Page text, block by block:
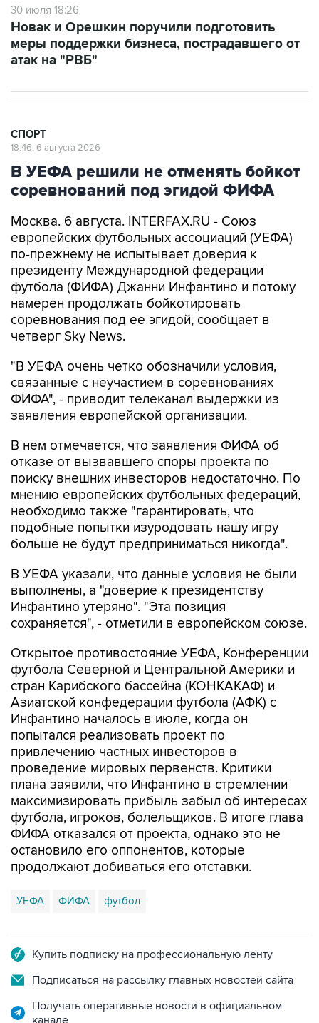
30 июля 18:26
Новак и Орешкин поручили подготовить
меры поддержки бизнеса, пострадавшего от
атак на "РВБ"
СПОРТ
18:46, 6 августа 2026
В УЕФА решили не отменять бойкот
соревнований под эгидой ФИФА
Москва. 6 августа. INTERFAX.RU - Союз
европейских футбольных ассоциаций (УЕФА)
по-прежнему не испытывает доверия к
президенту Международной федерации
футбола (ФИФА) Джанни Инфантино и потому
намерен продолжать бойкотировать
соревнования под ее эгидой, сообщает в
четверг Sky News.
"В УЕФА очень четко обозначили условия,
связанные с неучастием в соревнованиях
ФИФА", - приводит телеканал выдержки из
заявления европейской организации.
В нем отмечается, что заявления ФИФА об
отказе от вызвавшего споры проекта по
поиску внешних инвесторов недостаточно. По
мнению европейских футбольных федераций,
необходимо также "гарантировать, что
подобные попытки изуродовать нашу игру
больше не будут предприниматься никогда".
В УЕФА указали, что данные условия не были
выполнены, а "доверие к президентству
Инфантино утеряно". "Эта позиция
сохраняется", - отметили в европейском союзе.
Открытое противостояние УЕФА, Конференции
футбола Северной и Центральной Америки и
стран Карибского бассейна (КОНКАКАФ) и
Азиатской конфедерации футбола (АФК) с
Инфантино началось в июле, когда он
попытался реализовать проект по
привлечению частных инвесторов в
проведение мировых первенств. Критики
плана заявили, что Инфантино в стремлении
максимизировать прибыль забыл об интересах
футбола, игроков, болельщиков. В итоге глава
ФИФА отказался от проекта, однако это не
остановило его оппонентов, которые
продолжают добиваться его отставки.
УЕФА ФИФА футбол
Купить подписку на профессиональную ленту
Подписаться на рассылку главных новостей сайта
Получать оперативные новости в официальном